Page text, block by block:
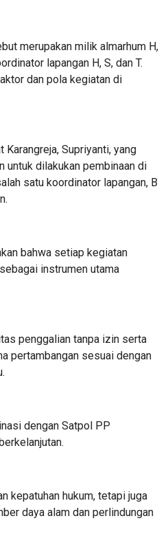
merupakan milik almarhum H,
lapangan H, S, dan T.
dan pola kegiatan di
Supriyanti, yang
dilakukan pembinaan di
satu koordinator lapangan, B
bahwa setiap kegiatan
instrumen utama
penggalian tanpa izin serta
pertambangan sesuai dengan
dengan Satpol PP
kepatuhan hukum, tetapi juga
daya alam dan perlindungan